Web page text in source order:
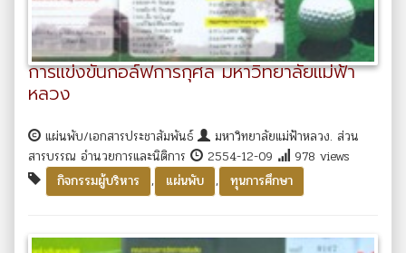
การแข่งขันกอล์ฟการกุศล มหาวิทยาลัยแม่ฟ้า
หลวง
แผ่นพับ/เอกสารประชาสัมพันธ์
มหาวิทยาลัยแม่ฟ้าหลวง. ส่วน
สารบรรณ อำนวยการและนิติการ
2554-12-09
978 views
กิจกรรมผู้บริหาร
, แผ่นพับ , ทุนการศึกษา